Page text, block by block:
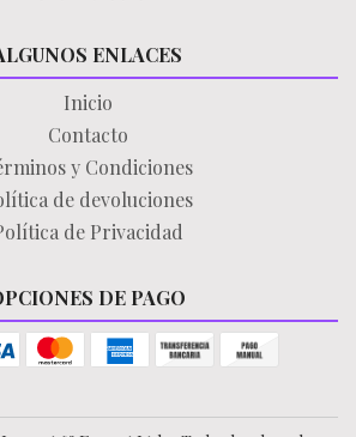
ENLACES
Inicio
Contacto
y Condiciones
de devoluciones
de Privacidad
DE PAGO